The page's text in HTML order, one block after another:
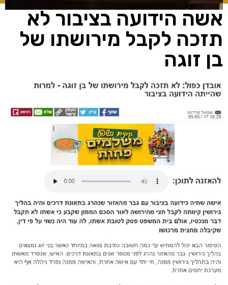
אשה הידועה בציבור לא
תזכה לקבל מירושתו של
בן זוגה